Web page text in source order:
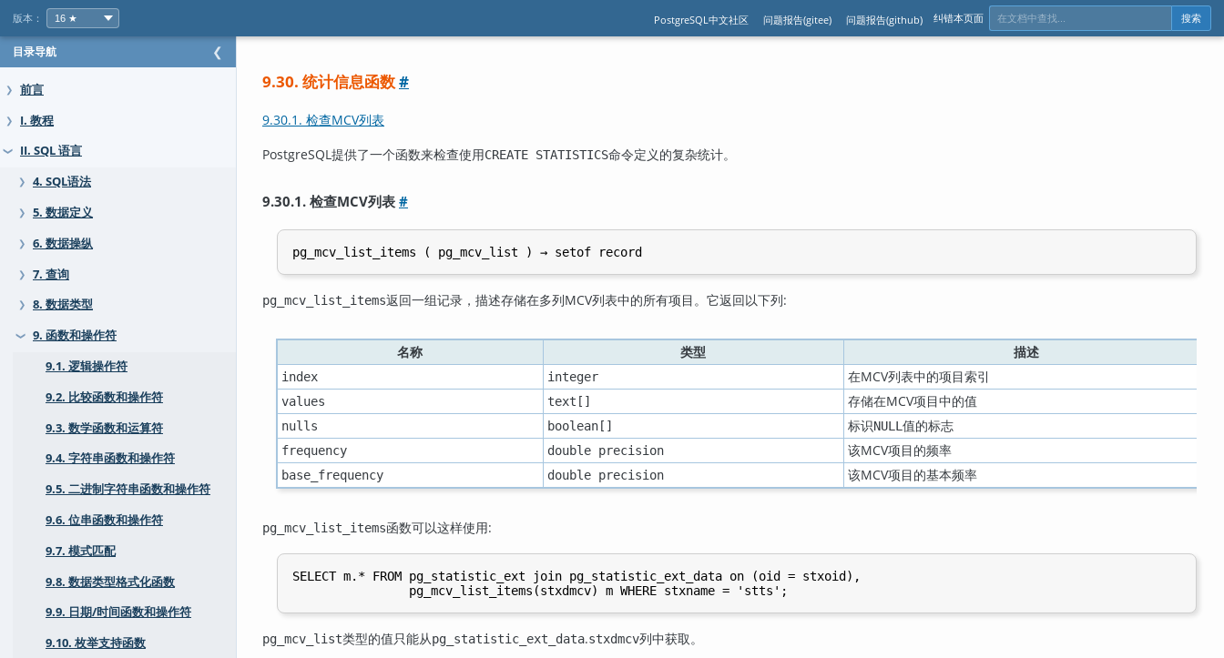
版本： PostgreSQL中文社区 问题报告(gitee) 问题报告(github) 纠错本页面 搜索
目录导航 ❮
❯ 前言
❯ I. 教程
❯ II. SQL 语言
❯ 4. SQL语法
❯ 5. 数据定义
❯ 6. 数据操纵
❯ 7. 查询
❯ 8. 数据类型
❯
9. 函数和操作符
9.1. 逻辑操作符
9.2. 比较函数和操作符
9.3. 数学函数和运算符
9.4. 字符串函数和操作符
9.5. 二进制字符串函数和操作符
9.6. 位串函数和操作符
9.7. 模式匹配
9.8. 数据类型格式化函数
9.9. 日期/时间函数和操作符
9.10. 枚举支持函数
9.30. 统计信息函数#
9.30.1. 检查MCV列表
PostgreSQL提供了一个函数来检查使用CREATE STATISTICS命令定义的复杂统计。
9.30.1. 检查MCV列表#
pg_mcv_list_items ( pg_mcv_list ) → setof record
pg_mcv_list_items返回一组记录，描述存储在多列MCV列表中的所有项目。它返回以下列:
名称 类型 描述
index integer 在MCV列表中的项目索引
values text[] 存储在MCV项目中的值
nulls boolean[] 标识NULL值的标志
frequency double precision 该MCV项目的频率
base_frequency double precision 该MCV项目的基本频率
pg_mcv_list_items函数可以这样使用:
SELECT m.* FROM pg_statistic_ext join pg_statistic_ext_data on (oid = stxoid),
pg_mcv_list类型的值只能从pg_statistic_ext_data.stxdmcv列中获取。